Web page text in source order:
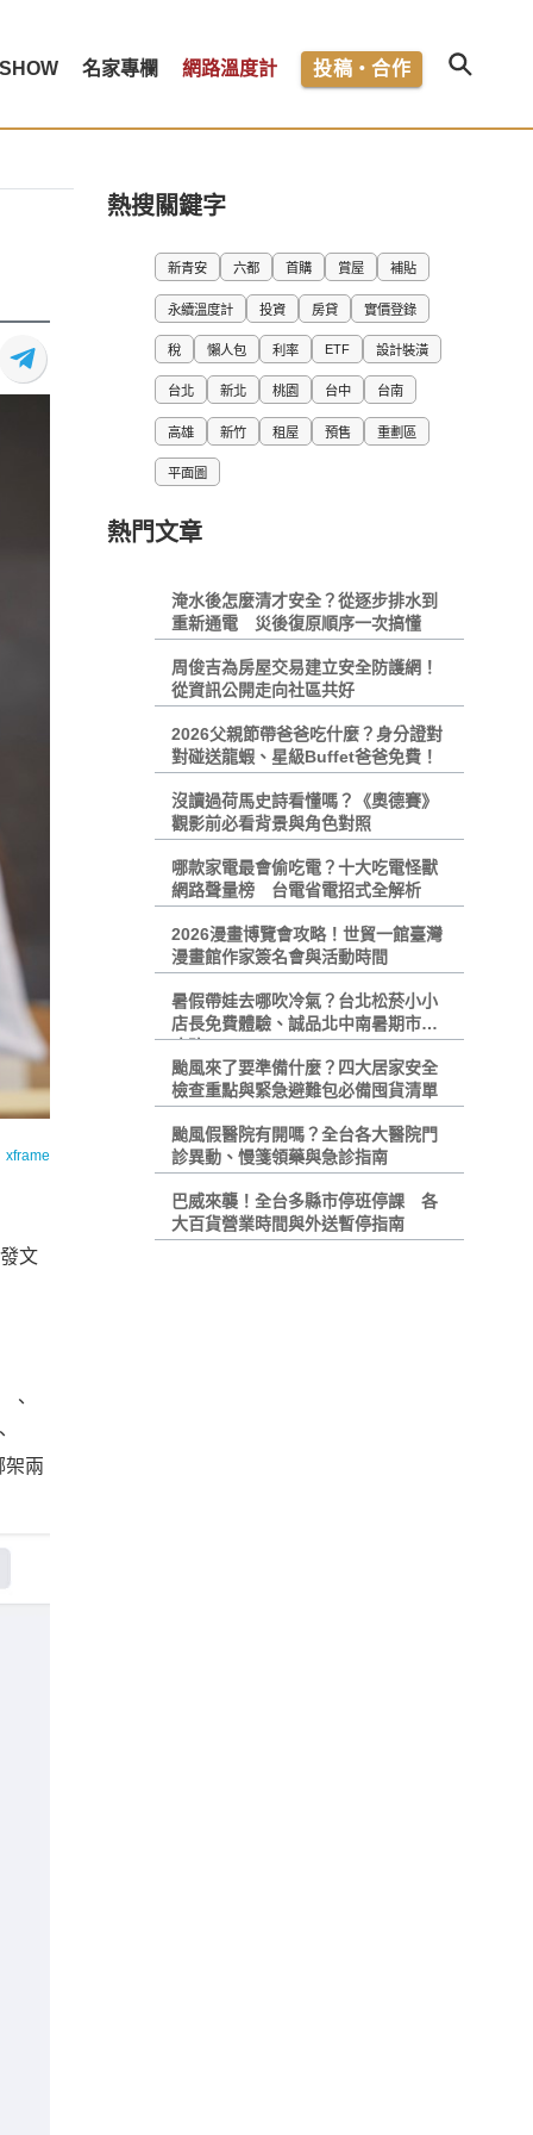
名家專欄 網路溫度計 投稿・合作
xframe
文
、
架兩
熱搜關鍵字
新青安 六都 首購 賞屋 補貼
永續溫度計 投資 房貸 實價登錄
稅 懶人包 利率 ETF 設計裝潢
台北 新北 桃園 台中 台南
高雄 新竹 租屋 預售 重劃區
平面圖
熱門文章
淹水後怎麼清才安全？從逐步排水到
重新通電 災後復原順序一次搞懂
周俊吉為房屋交易建立安全防護網！
從資訊公開走向社區共好
2026父親節帶爸爸吃什麼？身分證對
對碰送龍蝦、星級Buffet爸爸免費！
沒讀過荷馬史詩看懂嗎？《奧德賽》
觀影前必看背景與角色對照
哪款家電最會偷吃電？十大吃電怪獸
網路聲量榜 台電省電招式全解析
2026漫畫博覽會攻略！世貿一館臺灣
漫畫館作家簽名會與活動時間
暑假帶娃去哪吹冷氣？台北松菸小小
店長免費體驗、誠品北中南暑期市集
攻略
颱風來了要準備什麼？四大居家安全
檢查重點與緊急避難包必備囤貨清單
颱風假醫院有開嗎？全台各大醫院門
診異動、慢箋領藥與急診指南
巴威來襲！全台多縣市停班停課 各
大百貨營業時間與外送暫停指南